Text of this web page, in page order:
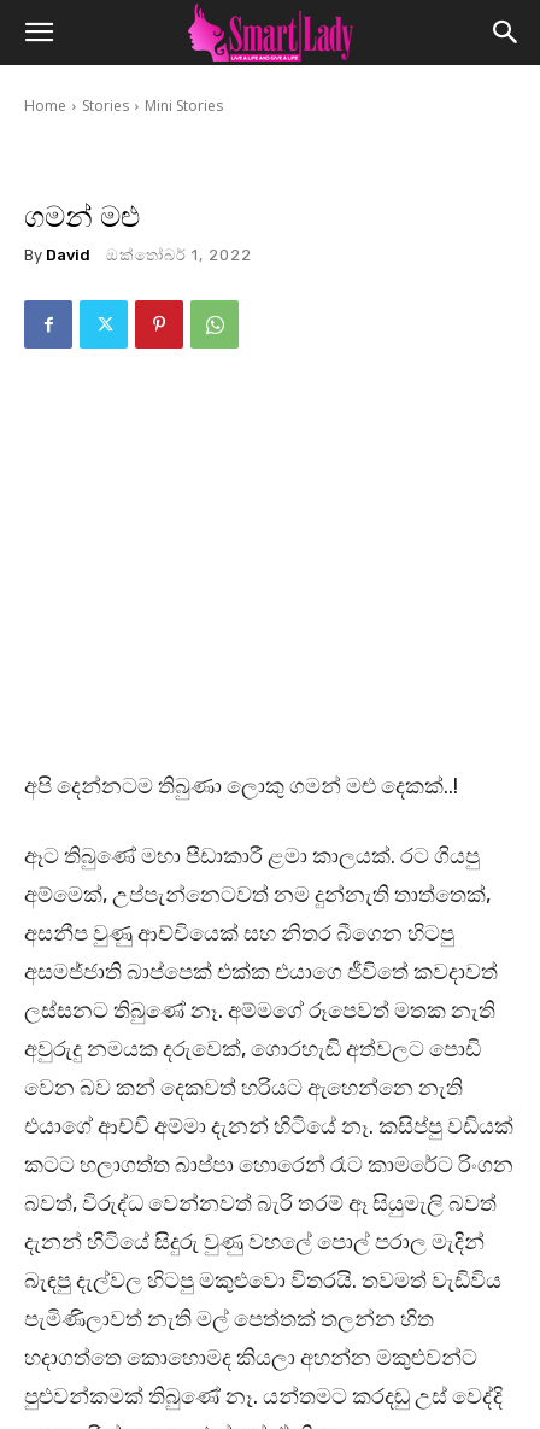
Home Stories Mini Stories
ගමන් මළු
By David ඔක්තෝබර් 1, 2022
අපි දෙන්නටම තිබුණා ලොකු ගමන් මළු දෙකක්..!
ඈට තිබුණේ මහා පීඩාකාරී ළමා කාලයක්. රට ගියපු
අම්මෙක්, උප්පැන්නෙටවත් නම දුන්නැති තාත්තෙක්,
අසනීප වුණු ආච්චියෙක් සහ නිතර බීගෙන හිටපු
අසමජ්ජාති බාප්පෙක් එක්ක එයාගෙ ජීවිතේ කවදාවත්
ලස්සනට තිබුණේ නෑ. අම්මගේ රූපෙවත් මතක නැති
අවුරුදු නමයක දරුවෙක්, ගොරහැඬි අත්වලට පොඩි
වෙන බව කන් දෙකවත් හරියට ඇහෙන්නෙ නැති
එයාගේ ආච්චි අම්මා දැනන් හිටියේ නෑ. කසිප්පු වඩියක්
කටට හලාගත්ත බාප්පා හොරෙන් රෑට කාමරේට රිංගන
බවත්, විරුද්ධ වෙන්නවත් බැරි තරම් ඈ සියුමැලි බවත්
දැනන් හිටියේ සිදුරු වුණු වහලේ පොල් පරාල මැදින්
බැඳපු දැල්වල හිටපු මකුළුවො විතරයි. තවමත් වැඩිවිය
පැමිණිලාවත් නැති මල් පෙත්තක් තලන්න හිත
හදාගත්තෙ කොහොමද කියලා අහන්න මකුළුවන්ට
පුළුවන්කමක් තිබුණේ නෑ. යන්තමට කරදඬු උස් වෙද්දි